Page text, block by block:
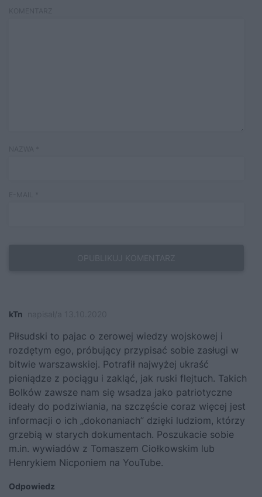
kTn
Piłsudski to pajac o zerowej wiedzy wojskowej i
rozdętym ego, próbujący przypisać sobie zasługi w
bitwie warszawskiej. Potrafił najwyżej ukraść
pieniądze z pociągu i zakląć, jak ruski flejtuch. Takich
Bolków zawsze nam się wsadza jako patriotyczne
ideały do podziwiania, na szczęście coraz więcej jest
informacji o ich „dokonaniach” dzięki ludziom, którzy
grzebią w starych dokumentach. Poszukacie sobie
m.in. wywiadów z Tomaszem Ciołkowskim lub
Henrykiem Nicponiem na YouTube.
Odpowiedz